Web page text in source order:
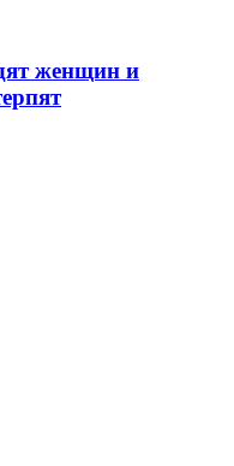
женщин и